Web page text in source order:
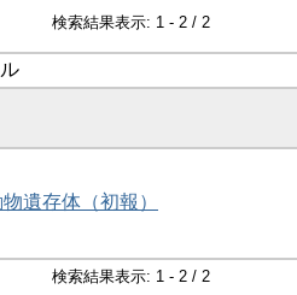
検索結果表示: 1 - 2 / 2
遺存体（初報）
検索結果表示: 1 - 2 / 2